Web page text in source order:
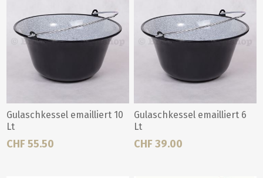
Gulaschkessel emailliert 10
Lt
CHF 55.50
Gulaschkessel emailliert 6
Lt
CHF 39.00